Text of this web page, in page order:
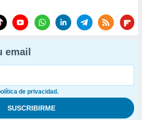
email
de privacidad.